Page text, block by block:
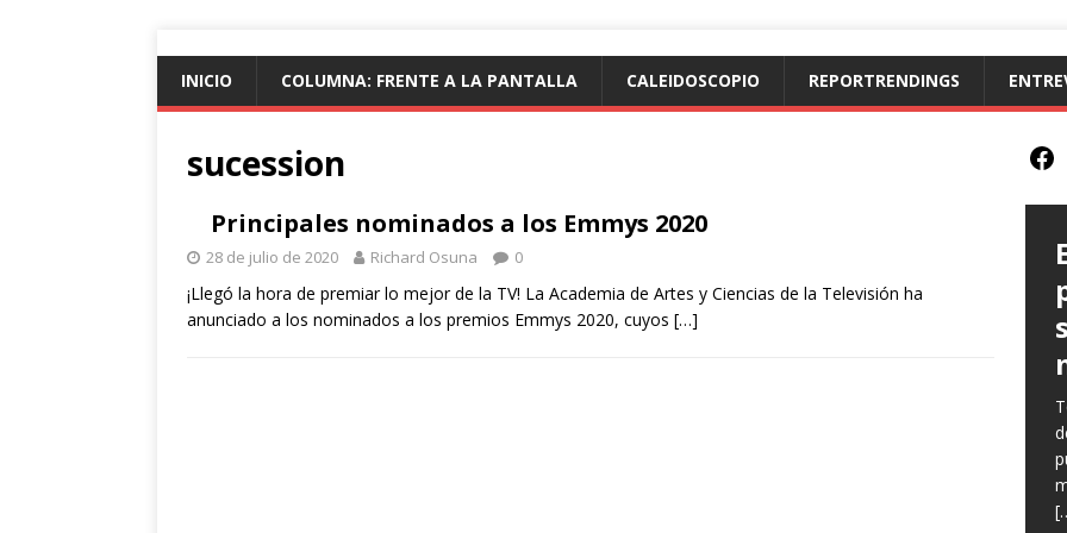
INICIO COLUMNA: FRENTE A LA PANTALLA CALEIDOSCOPIO REPORTRENDINGS
sucession
Principales nominados a los Emmys 2020
28 de julio de 2020 Richard Osuna 0
¡Llegó la hora de premiar lo mejor de la TV! La Academia de Artes y Ciencias de la Televisión ha
anunciado a los nominados a los premios Emmys 2020, cuyos […]